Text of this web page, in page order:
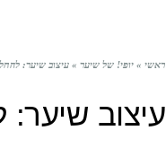
ראשי » יופי! של שיער » עיצוב שיער:
עיצוב שיער: